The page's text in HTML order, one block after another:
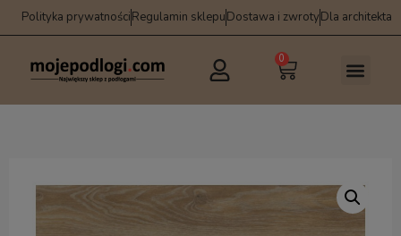
Polityka prywatnościRegulamin sklepuDostawa i zwrotyDla architekta
0